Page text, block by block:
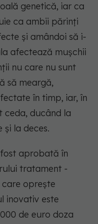
genetică, iar ca
ca ambii părinți
și amândoi să i-
afectează mușchii
nu care nu sunt
să meargă,
în timp, iar, în
ceda, ducând la
la deces.
aprobată în
tratament -
care oprește
inovativ este
de euro doza